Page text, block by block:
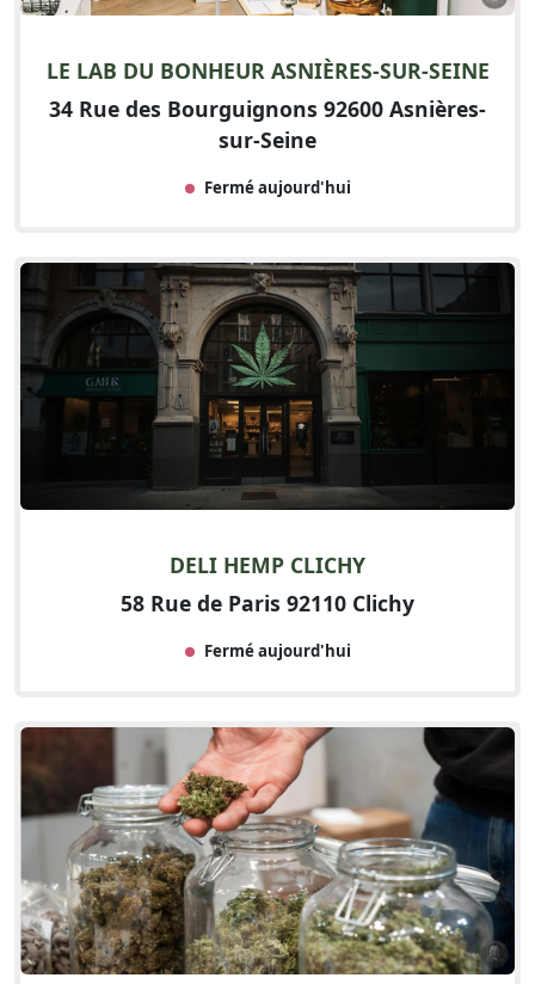
LE LAB DU BONHEUR ASNIÈRES-SUR-SEINE
34 Rue des Bourguignons 92600 Asnières-
sur-Seine
Fermé aujourd'hui
DELI HEMP CLICHY
58 Rue de Paris 92110 Clichy
Fermé aujourd'hui